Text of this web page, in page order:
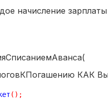
начисление
КАК
( ) ;